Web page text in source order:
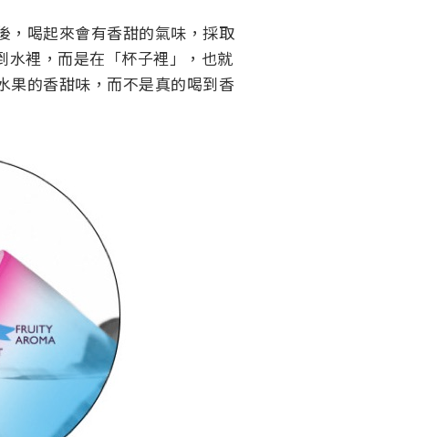
喝起來會有香甜的氣味，採取
水裡，而是在「杯子裡」，也就
果的香甜味，而不是真的喝到香